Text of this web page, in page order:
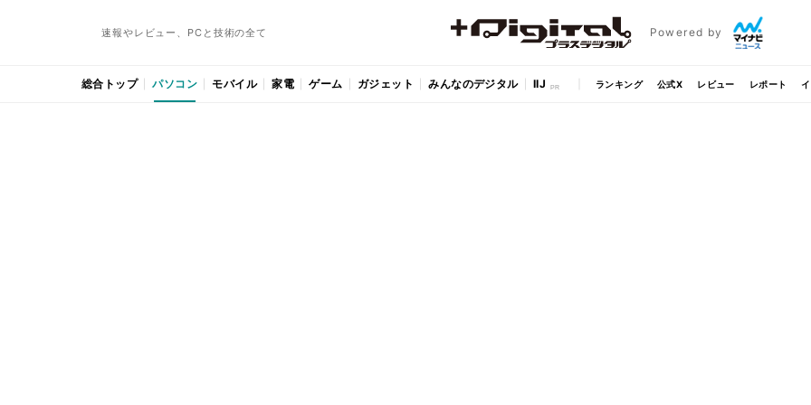
速報やレビュー、PCと技術の全て Powered by
総合トップ パソコン モバイル 家電 ゲーム ガジェット みんなのデジタル IIJ ランキング 公式X レビュー レポート